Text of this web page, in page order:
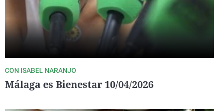
CON ISABEL NARANJO
Málaga es Bienestar 10/04/2026